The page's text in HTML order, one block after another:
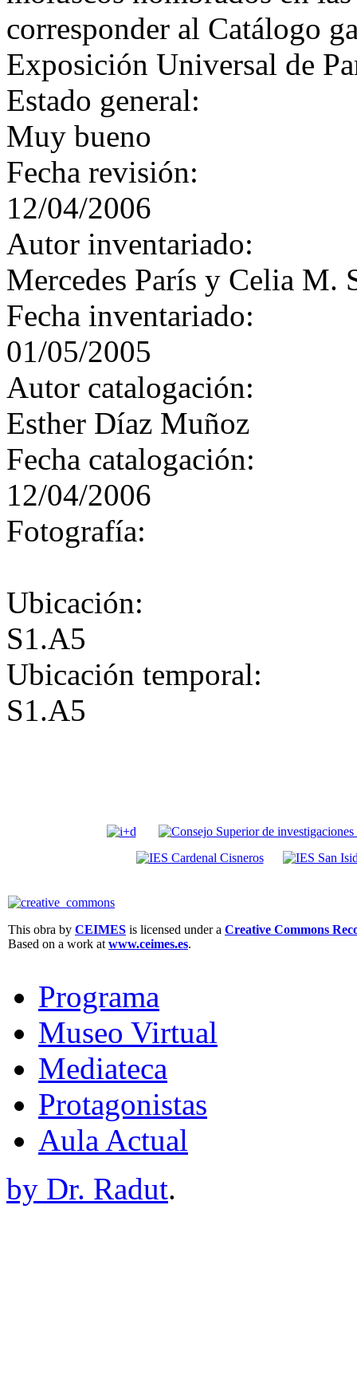
corresponder al Catálogo
Exposición Universal de
Estado general:
Muy bueno
Fecha revisión:
12/04/2006
Autor inventariado:
Mercedes París y Celia M.
Fecha inventariado:
01/05/2005
Autor catalogación:
Esther Díaz Muñoz
Fecha catalogación:
12/04/2006
Fotografía:
Ubicación:
S1.A5
Ubicación temporal:
S1.A5
This obra by CEIMES is licensed under a Creative Commons
Based on a work at www.ceimes.es.
Programa
Museo Virtual
Mediateca
Protagonistas
Aula Actual
by Dr. Radut.